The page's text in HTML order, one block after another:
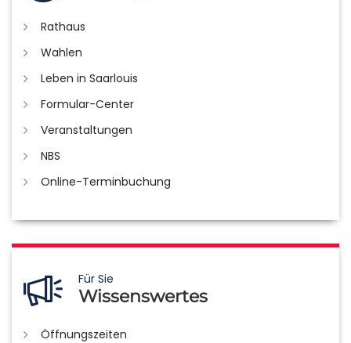
Rathaus
Wahlen
Leben in Saarlouis
Formular-Center
Veranstaltungen
NBS
Online-Terminbuchung
Für Sie
Wissenswertes
Öffnungszeiten